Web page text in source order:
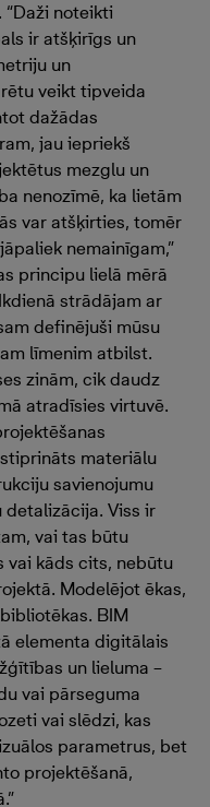
noteikti
ir atšķirīgs un
un
veikt tipveida
dažādas
jau iepriekš
mezglu un
nenozīmē, ka lietām
var atšķirties, tomēr
nemainīgam,”
principu lielā mērā
strādājam ar
definējuši mūsu
līmenim atbilst.
zinām, cik daudz
atradīsies virtuvē.
materiālu
savienojumu
detalizācija. Viss ir
vai tas būtu
vai kāds cits, nebūtu
Modelējot ēkas,
BIM
elementa digitālais
un lieluma –
vai pārseguma
vai slēdzi, kas
parametrus, bet
projektēšanā,